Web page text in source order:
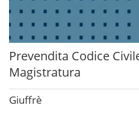
Prevendita Codice
Magistratura
Giuffrè